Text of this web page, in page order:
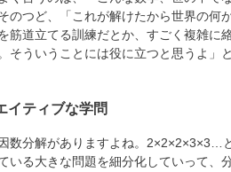
のつど、「これが解けたから世界の何
筋道立てる訓練だとか、すごく複雑に
そういうことには役に立つと思うよ」
イティブな学問
数分解がありますよね。2×2×2×3×3…
いる大きな問題を細分化していって、